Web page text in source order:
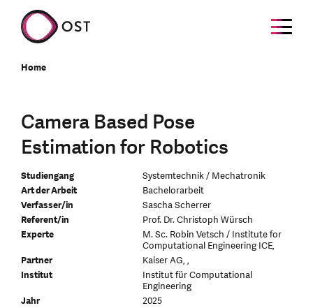
Home
Camera Based Pose
Estimation for Robotics
Studiengang
Systemtechnik / Mechatronik
Art der Arbeit
Bachelorarbeit
Verfasser/in
Sascha Scherrer
Referent/in
Prof. Dr. Christoph Würsch
Experte
M. Sc. Robin Vetsch / Institute for
Computational Engineering ICE,
Partner
Kaiser AG, ,
Institut
Institut für Computational
Engineering
Jahr
2025